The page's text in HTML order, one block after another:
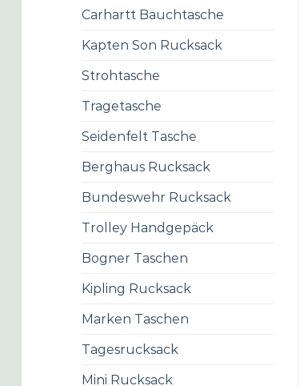
Carhartt Bauchtasche
Kapten Son Rucksack
Strohtasche
Tragetasche
Seidenfelt Tasche
Berghaus Rucksack
Bundeswehr Rucksack
Trolley Handgepäck
Bogner Taschen
Kipling Rucksack
Marken Taschen
Tagesrucksack
Mini Rucksack